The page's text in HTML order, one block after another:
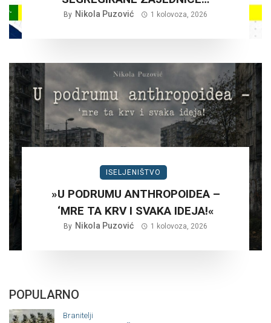
By Nikola Puzović 1 kolovoza, 2026
ISELJENIŠTVO
»U PODRUMU ANTHROPOIDEA –
‘MRE TA KRV I SVAKA IDEJA!«
By Nikola Puzović 1 kolovoza, 2026
POPULARNO
Branitelji